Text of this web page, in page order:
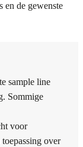
en de gewenste
sample line
Sommige
voor
over